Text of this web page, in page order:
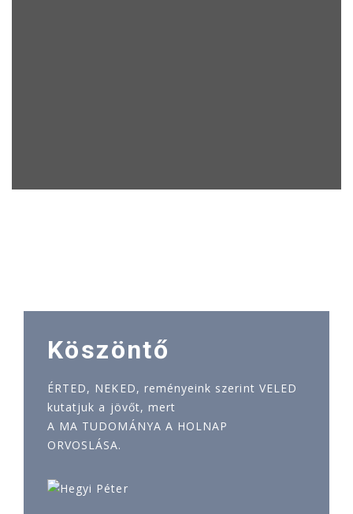
Köszöntő
ÉRTED, NEKED, reményeink szerint VELED
kutatjuk a jövőt, mert
A MA TUDOMÁNYA A HOLNAP
ORVOSLÁSA.